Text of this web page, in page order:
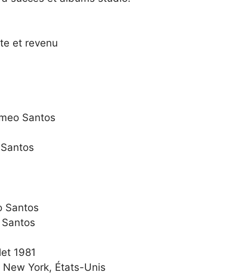
et revenu
Santos
Santos
1981
York, États-Unis